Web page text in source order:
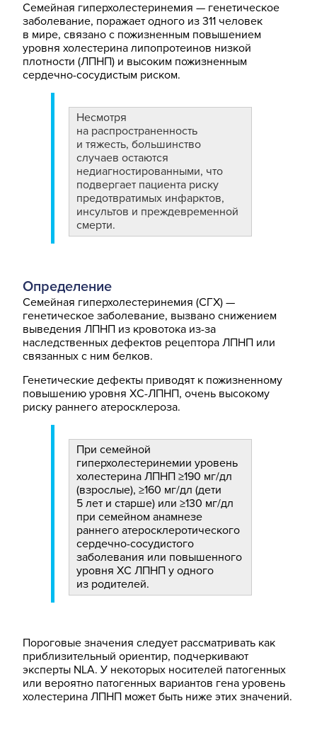
Семейная гиперхолестеринемия — генетическое
заболевание, поражает одного из 311 человек
в мире, связано с пожизненным повышением
уровня холестерина липопротеинов низкой
плотности (ЛПНП) и высоким пожизненным
сердечно-сосудистым риском.
Несмотря
на распространенность
и тяжесть, большинство
случаев остаются
недиагностированными, что
подвергает пациента риску
предотвратимых инфарктов,
инсультов и преждевременной
смерти.
Определение
Семейная гиперхолестеринемия (СГХ) —
генетическое заболевание, вызвано снижением
выведения ЛПНП из кровотока из-за
наследственных дефектов рецептора ЛПНП или
связанных с ним белков.
Генетические дефекты приводят к пожизненному
повышению уровня ХС-ЛПНП, очень высокому
риску раннего атеросклероза.
При семейной
гиперхолестеринемии уровень
холестерина ЛПНП ≥190 мг/дл
(взрослые), ≥160 мг/дл (дети
5 лет и старше) или ≥130 мг/дл
при семейном анамнезе
раннего атеросклеротического
сердечно-сосудистого
заболевания или повышенного
уровня ХС ЛПНП у одного
из родителей.
Пороговые значения следует рассматривать как
приблизительный ориентир, подчеркивают
эксперты NLA. У некоторых носителей патогенных
или вероятно патогенных вариантов гена уровень
холестерина ЛПНП может быть ниже этих значений.